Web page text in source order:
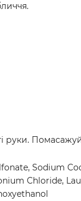
руки.
Sodium
Chloride,